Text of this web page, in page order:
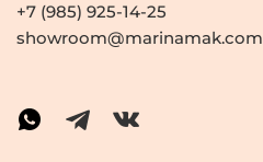
+7 (985) 925-14-25
showroom@marinamak.com